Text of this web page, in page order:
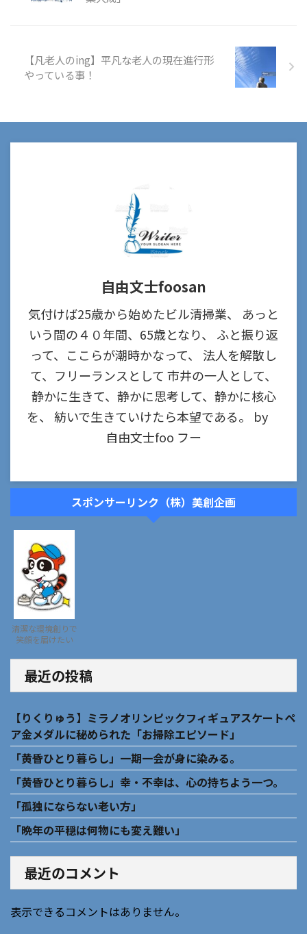
【凡老人のing】平凡な老人の現在進行形
やっている事！
自由文士foosan
気付けば25歳から始めたビル清掃業、 あっと
いう間の４０年間、65歳となり、 ふと振り返
って、ここらが潮時かなって、 法人を解散し
て、フリーランスとして 市井の一人として、
静かに生きて、静かに思考して、静かに核心
を、 紡いで生きていけたら本望である。 by
自由文士foo フー
スポンサーリンク（株）美創企画
清潔な環境創りで
笑顔を届けたい
最近の投稿
【りくりゅう】ミラノオリンピックフィギュアスケートペ
ア金メダルに秘められた「お掃除エピソード」
「黄昏ひとり暮らし」一期一会が身に染みる。
「黄昏ひとり暮らし」幸・不幸は、心の持ちよう一つ。
「孤独にならない老い方」
「晩年の平穏は何物にも変え難い」
最近のコメント
表示できるコメントはありません。